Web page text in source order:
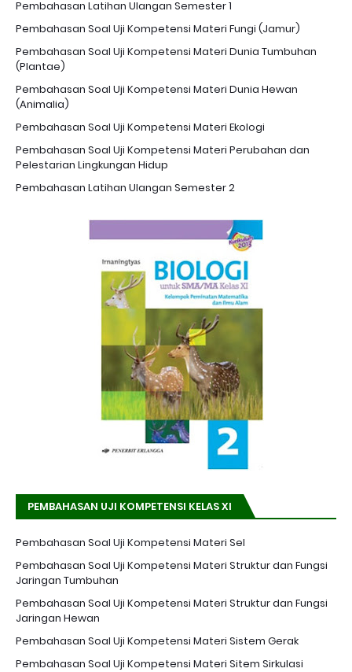
Pembahasan Latihan Ulangan Semester 1
Pembahasan Soal Uji Kompetensi Materi Fungi (Jamur)
Pembahasan Soal Uji Kompetensi Materi Dunia Tumbuhan
(Plantae)
Pembahasan Soal Uji Kompetensi Materi Dunia Hewan
(Animalia)
Pembahasan Soal Uji Kompetensi Materi Ekologi
Pembahasan Soal Uji Kompetensi Materi Perubahan dan
Pelestarian Lingkungan Hidup
Pembahasan Latihan Ulangan Semester 2
PEMBAHASAN UJI KOMPETENSI KELAS XI
Pembahasan Soal Uji Kompetensi Materi Sel
Pembahasan Soal Uji Kompetensi Materi Struktur dan Fungsi
Jaringan Tumbuhan
Pembahasan Soal Uji Kompetensi Materi Struktur dan Fungsi
Jaringan Hewan
Pembahasan Soal Uji Kompetensi Materi Sistem Gerak
Pembahasan Soal Uji Kompetensi Materi Sitem Sirkulasi